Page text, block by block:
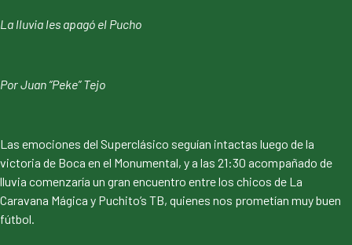
La lluvia les apagó el Pucho
Por Juan “Peke” Tejo
Las emociones del Superclásico seguían intactas luego de la
victoria de Boca en el Monumental, y a las 21:30 acompañado de
lluvia comenzaría un gran encuentro entre los chicos de La
Caravana Mágica y Puchito’s TB, quienes nos prometían muy buen
fútbol.